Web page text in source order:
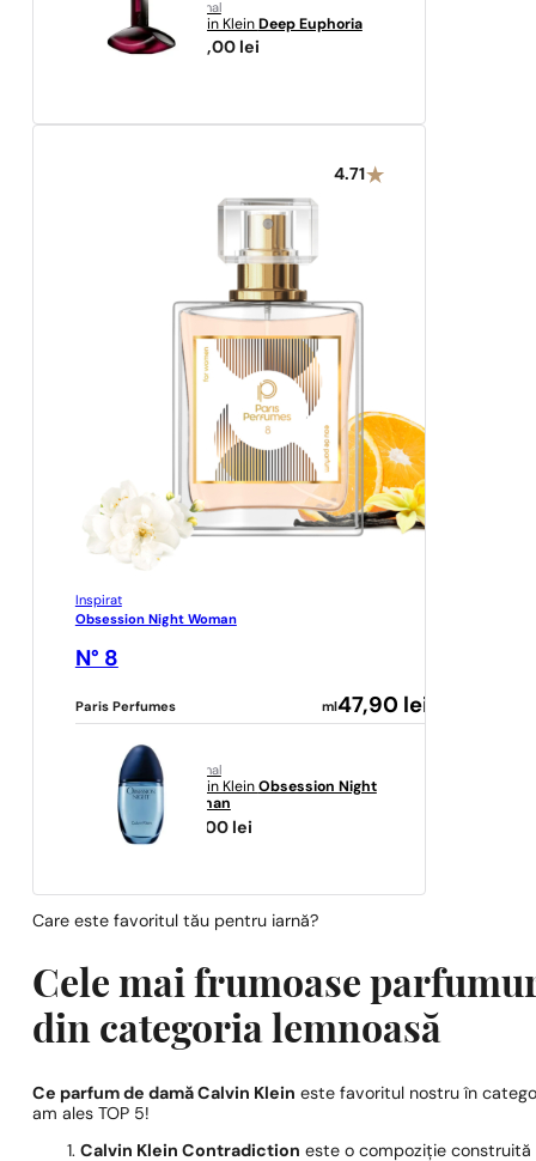
original
Calvin Klein Deep Euphoria
422,00 lei
4.71
Inspirat
Obsession Night Woman
N° 8
Paris Perfumes ml 47,90 lei
original
Calvin Klein Obsession Night
Woman
181,00 lei
Care este favoritul tău pentru iarnă?
Cele mai frumoase
din categoria lemnoasă
Ce parfum de damă Calvin Klein este favoritul nostru în
am ales TOP 5!
Calvin Klein Contradiction este o compoziție construită